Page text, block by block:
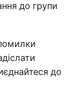
до групи
до